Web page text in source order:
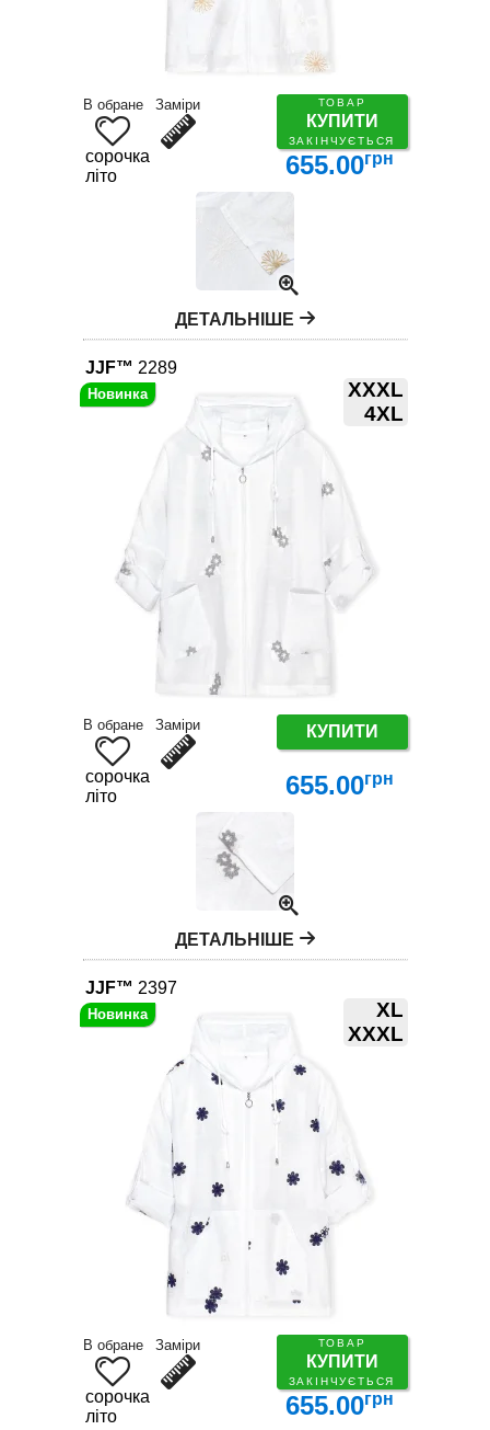
В обране Заміри ТОВАР
КУПИТИ
ЗАКІНЧУЄТЬСЯ
сорочка
літо
655.00грн
ДЕТАЛЬНІШЕ
JJF™ 2289
XXXL
4XL
В обране Заміри КУПИТИ
сорочка
літо
655.00грн
ДЕТАЛЬНІШЕ
JJF™ 2397
XL
XXXL
В обране Заміри ТОВАР
КУПИТИ
ЗАКІНЧУЄТЬСЯ
сорочка
літо
655.00грн